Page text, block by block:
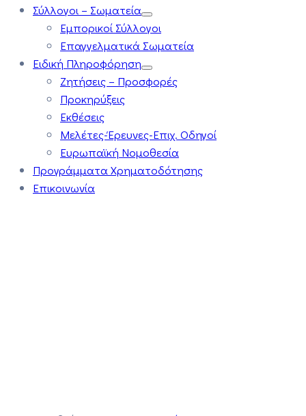
Σύλλογοι – Σωματεία
Εμπορικοί Σύλλογοι
Επαγγελματικά Σωματεία
Ειδική Πληροφόρηση
Ζητήσεις – Προσφορές
Προκηρύξεις
Εκθέσεις
Μελέτες-Έρευνες-Επιχ. Οδηγοί
Ευρωπαϊκή Νομοθεσία
Προγράμματα Χρηματοδότησης
Επικοινωνία